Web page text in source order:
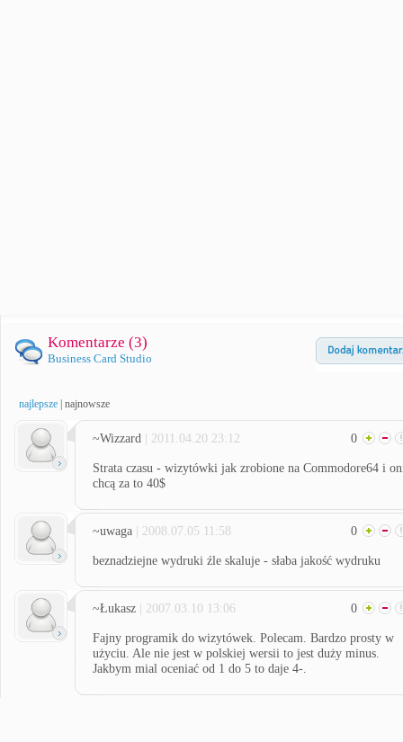
Komentarze (3)
Business Card Studio
najlepsze najnowsze
~Wizzard | 2011.04.20 23:12 0
Strata czasu - wizytówki jak zrobione na Commodore64 i
chcą za to 40$
~uwaga | 2008.07.05 11:58 0
beznadziejne wydruki źle skaluje - słaba jakość wydruku
~Łukasz | 2007.03.10 13:06 0
Fajny programik do wizytówek. Polecam. Bardzo prosty w
użyciu. Ale nie jest w polskiej wersii to jest duży minus.
Jakbym mial oceniać od 1 do 5 to daje 4-.